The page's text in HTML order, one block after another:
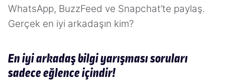
WhatsApp, BuzzFeed ve Snapchat’te paylaş.
Gerçek en iyi arkadaşın kim?
En iyi arkadaş bilgi yarışması soruları
sadece eğlence içindir!